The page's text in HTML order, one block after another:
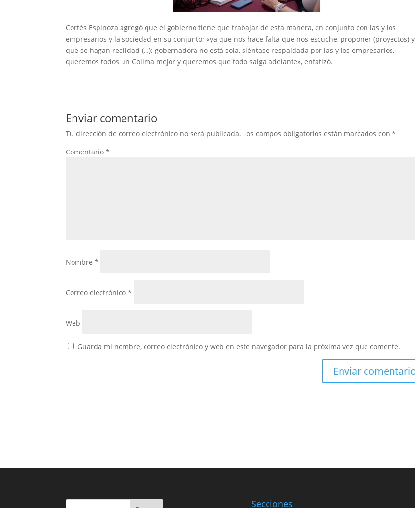
Cortés Espinoza agregó que el gobierno tiene que trabajar de esta manera, en conjunto con las y los
empresarios y la sociedad en su conjunto; «ya que nos hace falta que nos escuche, proponer (proyectos) y
que se hagan realidad (…); gobernadora no está sola, siéntase respaldada por las y los empresarios,
queremos todos un Colima mejor y queremos que todo salga adelante», enfatizó.
Enviar comentario
Tu dirección de correo electrónico no será publicada. Los campos obligatorios están marcados con*
Comentario*
Nombre*
Correo electrónico*
Web
Guarda mi nombre, correo electrónico y web en este navegador para la próxima vez que comente.
Secciones